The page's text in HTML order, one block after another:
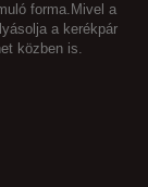
forma.Mivel a
a kerékpár
közben is.